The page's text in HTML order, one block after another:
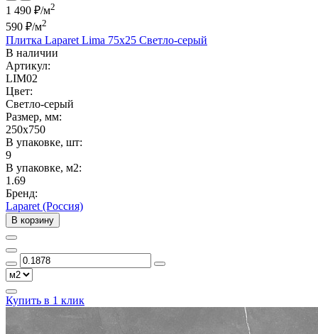
1 490 ₽/м2
590 ₽/м2
Плитка Laparet Lima 75x25 Светло-серый
В наличии
Артикул:
LIM02
Цвет:
Светло-серый
Размер, мм:
250x750
В упаковке, шт:
9
В упаковке, м2:
1.69
Бренд:
Laparet (Россия)
В корзину
Купить в 1 клик